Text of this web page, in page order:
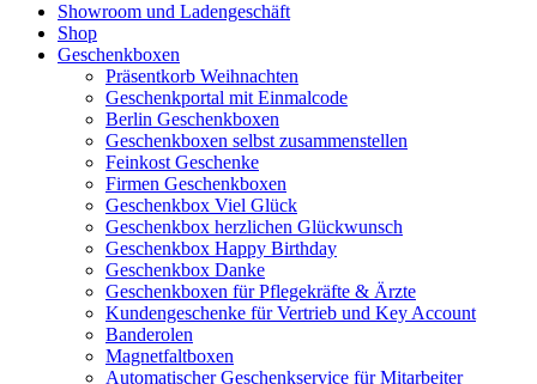
Showroom und Ladengeschäft
Shop
Geschenkboxen
Präsentkorb Weihnachten
Geschenkportal mit Einmalcode
Berlin Geschenkboxen
Geschenkboxen selbst zusammenstellen
Feinkost Geschenke
Firmen Geschenkboxen
Geschenkbox Viel Glück
Geschenkbox herzlichen Glückwunsch
Geschenkbox Happy Birthday
Geschenkbox Danke
Geschenkboxen für Pflegekräfte & Ärzte
Kundengeschenke für Vertrieb und Key Account
Banderolen
Magnetfaltboxen
Automatischer Geschenkservice für Mitarbeiter